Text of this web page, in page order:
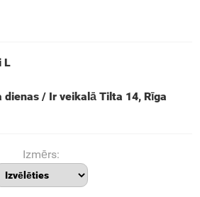
L
dienas / Ir veikalā Tilta 14, Rīga
Izmērs: